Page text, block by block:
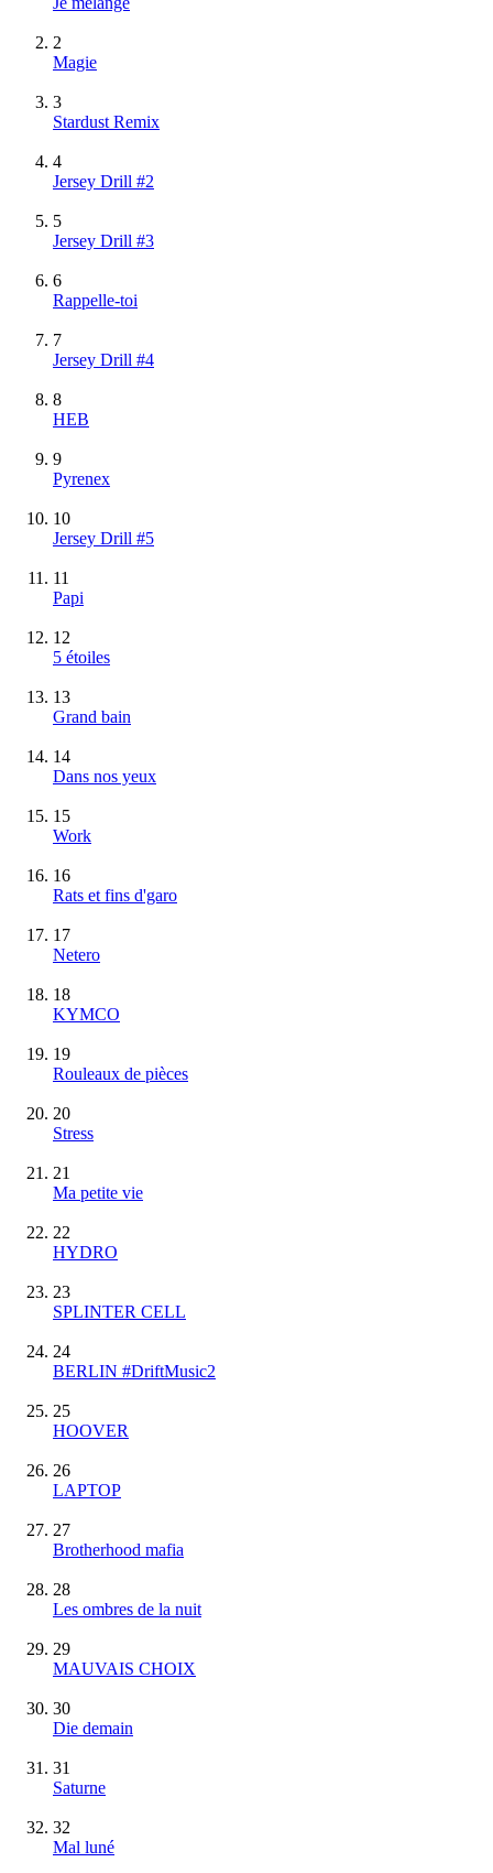
2
Magie
3
Stardust Remix
4
Jersey Drill #2
5
Jersey Drill #3
6
Rappelle-toi
7
Jersey Drill #4
8
HEB
9
Pyrenex
10
Jersey Drill #5
11
Papi
12
5 étoiles
13
Grand bain
14
Dans nos yeux
15
Work
16
Rats et fins d'garo
17
Netero
18
KYMCO
19
Rouleaux de pièces
20
Stress
21
Ma petite vie
22
HYDRO
23
SPLINTER CELL
24
BERLIN #DriftMusic2
25
HOOVER
26
LAPTOP
27
Brotherhood mafia
28
Les ombres de la nuit
29
MAUVAIS CHOIX
30
Die demain
31
Saturne
32
Mal luné